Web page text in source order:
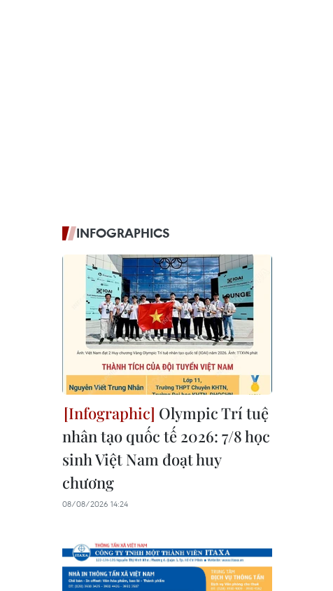
INFOGRAPHICS
Olympic Trí tuệ
nhân tạo quốc tế 2026: 7/8 học
sinh Việt Nam đoạt huy
chương
08/08/2026 14:24